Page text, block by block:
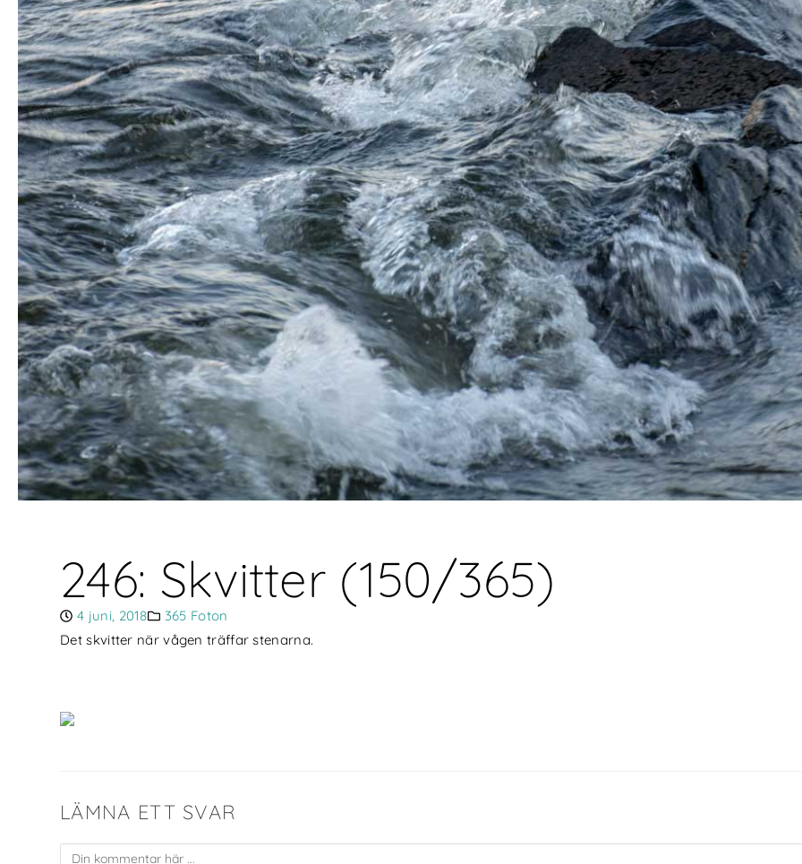
246: Skvitter (150/365)
4 juni, 2018
365 Foton
Det skvitter när vågen träffar stenarna.
LÄMNA ETT SVAR